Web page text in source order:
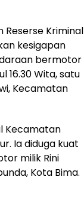
Reserse Kriminal
kesigapan
bermotor
Wita, satu
Kecamatan
Kecamatan
Ia diduga kuat
milik Rini
Kota Bima.